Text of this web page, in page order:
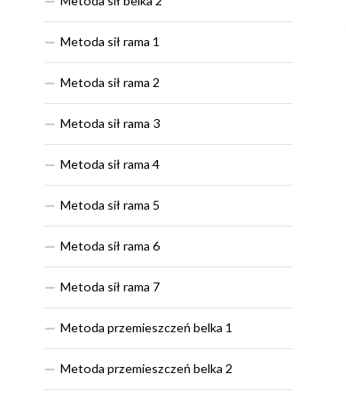
Metoda sił rama 1
Metoda sił rama 2
Metoda sił rama 3
Metoda sił rama 4
Metoda sił rama 5
Metoda sił rama 6
Metoda sił rama 7
Metoda przemieszczeń belka 1
Metoda przemieszczeń belka 2